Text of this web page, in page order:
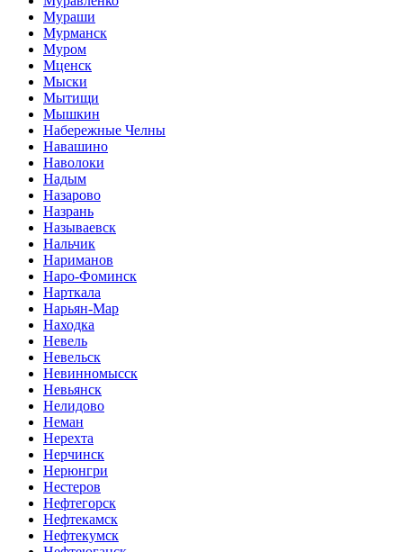
Мураши
Мурманск
Муром
Мценск
Мыски
Мытищи
Мышкин
Набережные Челны
Навашино
Наволоки
Надым
Назарово
Назрань
Называевск
Нальчик
Нариманов
Наро-Фоминск
Нарткала
Нарьян-Мар
Находка
Невель
Невельск
Невинномысск
Невьянск
Нелидово
Неман
Нерехта
Нерчинск
Нерюнгри
Нестеров
Нефтегорск
Нефтекамск
Нефтекумск